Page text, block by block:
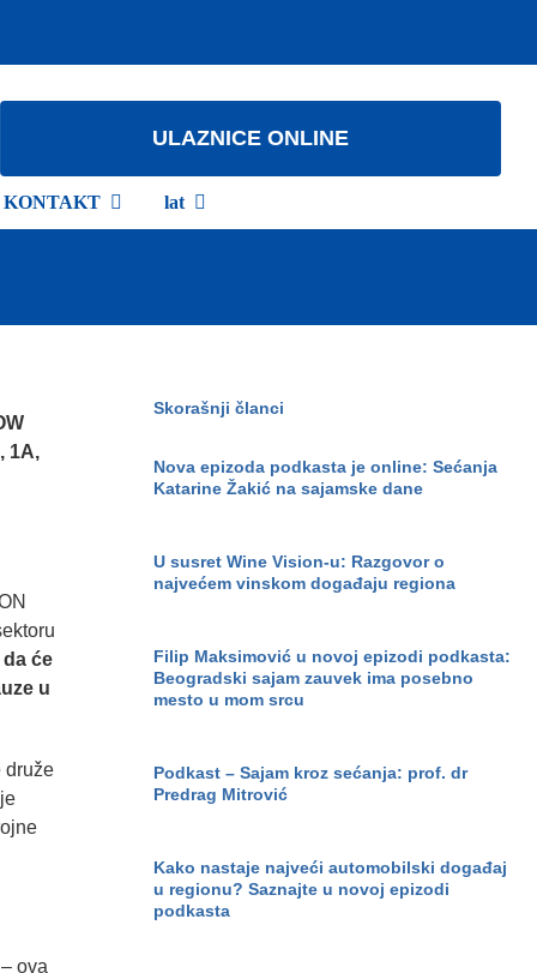
ULAZNICE ONLINE
KONTAKT lat
1A,
će
u
druže
ova
Skorašnji članci
Nova epizoda podkasta je online: Sećanja
Katarine Žakić na sajamske dane
U susret Wine Vision-u: Razgovor o
najvećem vinskom događaju regiona
Filip Maksimović u novoj epizodi podkasta:
Beogradski sajam zauvek ima posebno
mesto u mom srcu
Podkast – Sajam kroz sećanja: prof. dr
Predrag Mitrović
Kako nastaje najveći automobilski događaj
u regionu? Saznajte u novoj epizodi
podkasta